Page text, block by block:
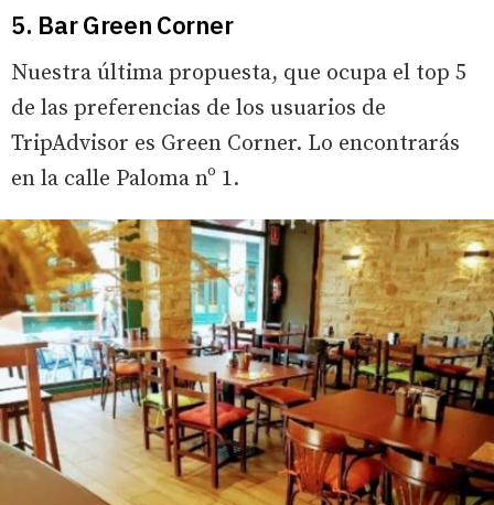
5. Bar Green Corner
Nuestra última propuesta, que ocupa el top 5
de las preferencias de los usuarios de
TripAdvisor es Green Corner. Lo encontrarás
en la calle Paloma nº 1.